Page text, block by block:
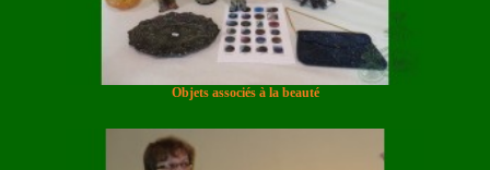
Objets associés à la beauté